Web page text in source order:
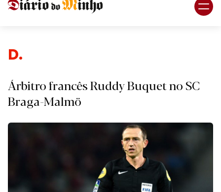
Despo
Árbitro francês Ruddy Buquet no SC
Braga-Malmö